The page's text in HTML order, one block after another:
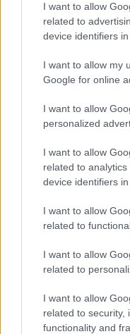
I want to allow
related to
device identifiers in
I want to allow my
Google for online
I want to allow
personalized
I want to allow
related to
device identifiers in
I want to allow
related to
I want to allow
related to
I want to allow
related to security,
functionality and
Ripensare le
donatori
Martina Marchesi · 10 Lug 2026
B2B NEWS